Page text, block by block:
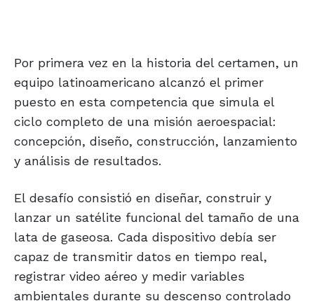
Por primera vez en la historia del certamen, un
equipo latinoamericano alcanzó el primer
puesto en esta competencia que simula el
ciclo completo de una misión aeroespacial:
concepción, diseño, construcción, lanzamiento
y análisis de resultados.
El desafío consistió en diseñar, construir y
lanzar un satélite funcional del tamaño de una
lata de gaseosa. Cada dispositivo debía ser
capaz de transmitir datos en tiempo real,
registrar video aéreo y medir variables
ambientales durante su descenso controlado